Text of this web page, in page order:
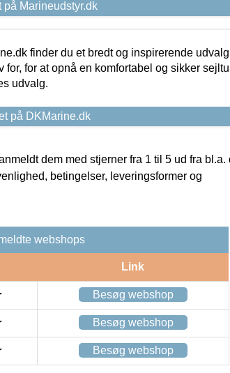
på Marineudstyr.dk
finder du et bredt og inspirerende
for, for at opnå en komfortabel og sikker
udvalg.
på DKMarine.dk
dem med stjerner fra 1 til 5 ud fra bl.a.
betingelser, leveringsformer og
webshops
Link
Besøg webshop
Besøg webshop
Besøg webshop